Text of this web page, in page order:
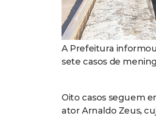
A Prefeitura
sete casos de
Oito casos seguem
ator Arnaldo Zeus,